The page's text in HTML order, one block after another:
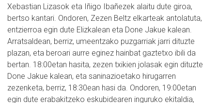
Xebastian Lizasok eta Iñigo Ibañezek alaitu dute giroa,
bertso kantari. Ondoren, Zezen Beltz elkarteak antolatuta,
entzierroa egin dute Elizkalean eta Done Jakue kalean.
Arratsaldean, berriz, umeentzako puzgarriak jarri dituzte
plazan, eta beroari aurre eginez hainbat gaztetxo ibili da
bertan. 18:00etan hasita, zezen txikien jolasak egin dituzte
Done Jakue kalean, eta saninazioetako hirugarren
zezenketa, berriz, 18:30ean hasi da. Ondoren, 19:00etan
egin dute erabakitzeko eskubidearen inguruko ekitaldia,